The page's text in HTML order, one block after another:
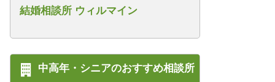
結婚相談所 ウィルマイン
中高年・シニアのおすすめ相談所